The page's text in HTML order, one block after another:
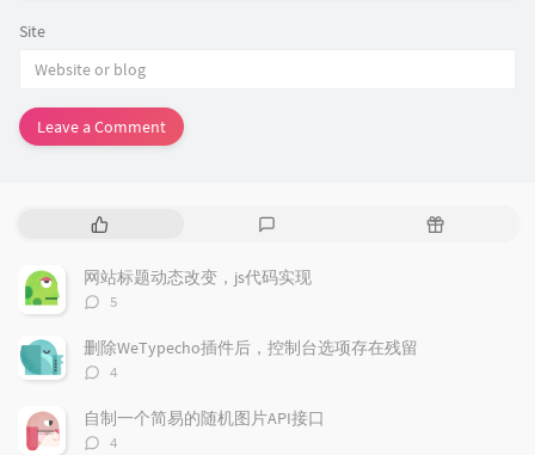
Site
Leave a Comment
P
p
u
a
r
t
t
e
t
m
R
网站标题动态改变，js代码实现
评
数：
5
删除WeTypecho插件后，控制台选项存在残留
评
数：
4
自制一个简易的随机图片API接口
评
4